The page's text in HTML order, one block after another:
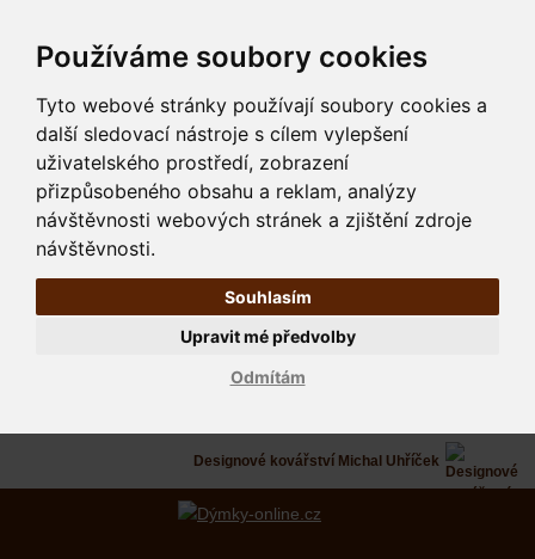
Používáme soubory cookies
Tyto webové stránky používají soubory cookies a
další sledovací nástroje s cílem vylepšení
uživatelského prostředí, zobrazení
přizpůsobeného obsahu a reklam, analýzy
návštěvnosti webových stránek a zjištění zdroje
návštěvnosti.
Souhlasím
Odmítám
Upravit mé předvolby
Designové kovářství Michal Uhříček